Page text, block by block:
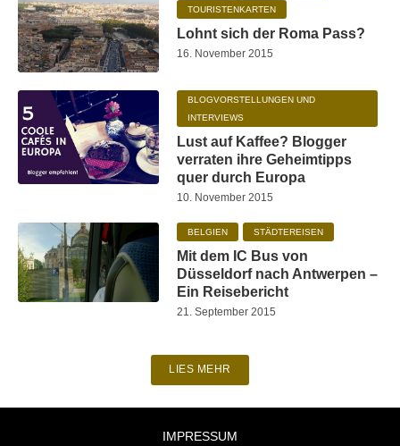
TOURISTENKARTEN
Lohnt sich der Roma Pass?
16. November 2015
BLOGVORSTELLUNGEN UND
INTERVIEWS
Lust auf Kaffee? Blogger
verraten ihre Geheimtipps
quer durch Europa
10. November 2015
BELGIEN STÄDTEREISEN
Mit dem IC Bus von
Düsseldorf nach Antwerpen –
Ein Reisebericht
21. September 2015
LIES MEHR
IMPRESSUM